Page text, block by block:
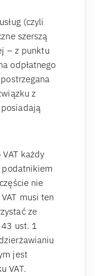
(czyli
szerszą
– z punktu
odpłatnego
z
każdy
nie
musi ten
ze
ust. 1
jest
VAT.